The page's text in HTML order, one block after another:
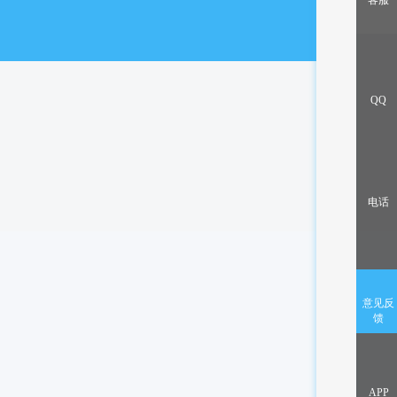
QQ
电话
意见反
馈
APP